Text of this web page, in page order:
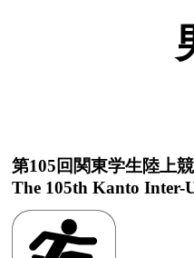
第105回関東学生陸上
The 105th Kanto Inter-